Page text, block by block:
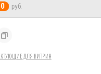
0 руб.
ДЛЯ ВИТРИН